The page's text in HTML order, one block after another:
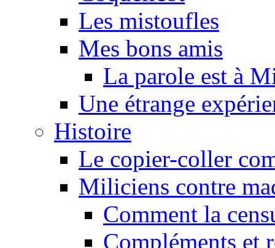
Les mistoufles
Mes bons amis
La parole est à
Une étrange
Histoire
Le copier-coller
Miliciens contre
Comment la
Compléments et